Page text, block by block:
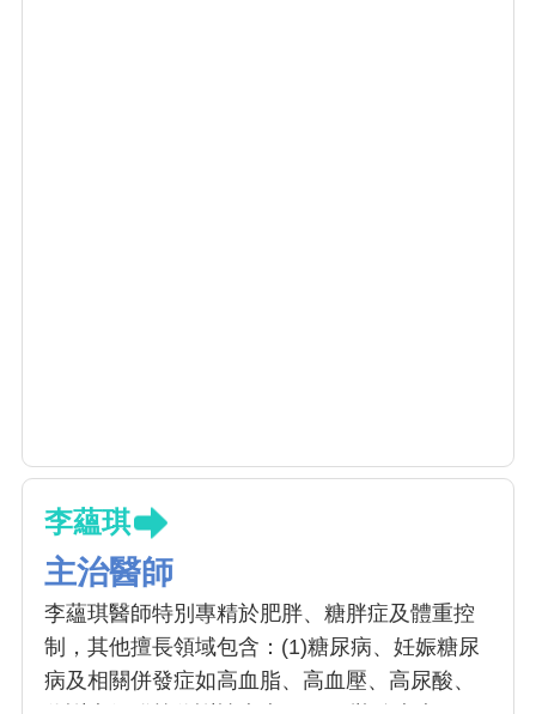
李蘊琪
主治醫師
李蘊琪醫師特別專精於肥胖、糖胖症及體重控
制，其他擅長領域包含：(1)糖尿病、妊娠糖尿
病及相關併發症如高血脂、高血壓、高尿酸、